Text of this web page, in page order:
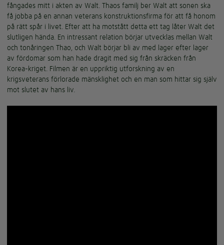
fångades mitt i akten av Walt. Thaos familj ber Walt att sonen ska
få jobba på en annan veterans konstruktionsfirma för att få honom
på rätt spår i livet. Efter att ha motstått detta ett tag låter Walt det
slutligen hända. En intressant relation börjar utvecklas mellan Walt
och tonåringen Thao, och Walt börjar bli av med lager efter lager
av fördomar som han hade dragit med sig från skräcken från
Korea-kriget. Filmen är en uppriktig utforskning av en
krigsveterans förlorade mänsklighet och en man som hittar sig själv
mot slutet av hans liv.